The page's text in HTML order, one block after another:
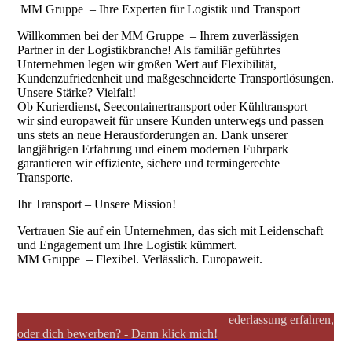
MM Gruppe – Ihre Experten für Logistik und Transport
Willkommen bei der MM Gruppe – Ihrem zuverlässigen
Partner in der Logistikbranche! Als familiär geführtes
Unternehmen legen wir großen Wert auf Flexibilität,
Kundenzufriedenheit und maßgeschneiderte Transportlösungen.
Unsere Stärke? Vielfalt!
Ob Kurierdienst, Seecontainertransport oder Kühltransport –
wir sind europaweit für unsere Kunden unterwegs und passen
uns stets an neue Herausforderungen an. Dank unserer
langjährigen Erfahrung und einem modernen Fuhrpark
garantieren wir effiziente, sichere und termingerechte
Transporte.
Ihr Transport – Unsere Mission!
Vertrauen Sie auf ein Unternehmen, das sich mit Leidenschaft
und Engagement um Ihre Logistik kümmert.
MM Gruppe – Flexibel. Verlässlich. Europaweit.
Du willst mehr über unsere Deutsche Niederlassung erfahren,
oder dich bewerben? - Dann klick mich!